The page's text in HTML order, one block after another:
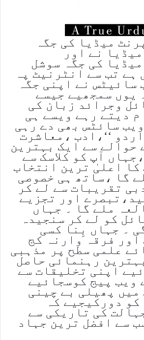
میڈیا کی جگہ
نے اور
کی جگہ سوشل
ہے تب سے انٹرنیٹ پہ
سائیٹس نے اپنی جگہ
یوں سمجھیے جیسے
وجرائد زبان کی
دیتے رہے ویسے ہی
سائٹس بھی دے رہی
اردو ‘‘،ادب ،معاشرت
حوالے سے ایک بہترین
آپ کو کلاسک سے
کا اعلیٰ ترین انتخاب
گا ،ساتھ ہی خصوصی
تقریبات سے لے کر
اور تجزیے
ملے گا ۔ جہاں
کو لے کر سنجیدہ
۔ جہاں بِنا کسی
اور فرقہ وارنہ کج
علمی سطح پر مذہبی
رہنمائی حاصل
اپنی تخلیقات سے
ویب پیج کوسجائیے
میں پھیلی بے چینی
کو دورکیجیے کہ
کی تاریکی سے
سے افضل ترین جہاد